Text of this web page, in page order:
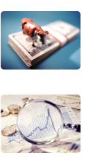
势头。
益保护方
营活动保
财产安全